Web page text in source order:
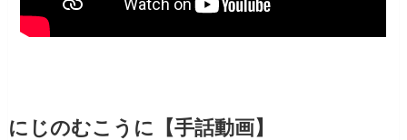
にじのむこうに【手話動画】